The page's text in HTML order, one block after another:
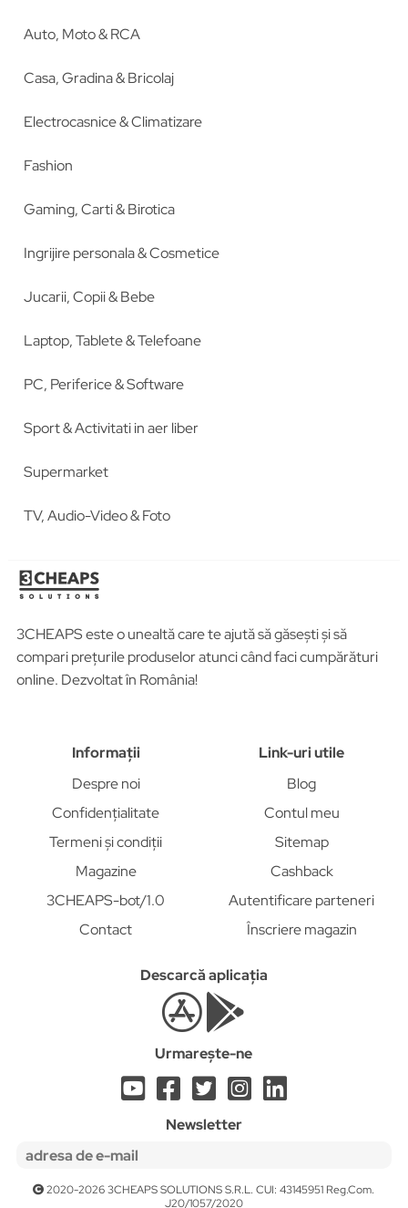
Auto, Moto & RCA
Casa, Gradina & Bricolaj
Electrocasnice & Climatizare
Fashion
Gaming, Carti & Birotica
Ingrijire personala & Cosmetice
Jucarii, Copii & Bebe
Laptop, Tablete & Telefoane
PC, Periferice & Software
Sport & Activitati in aer liber
Supermarket
TV, Audio-Video & Foto
3CHEAPS este o unealtă care te ajută să găsești și să
compari prețurile produselor atunci când faci cumpărături
online. Dezvoltat în România!
Informații
Despre noi
Confidențialitate
Termeni și condiții
Magazine
3CHEAPS-bot/1.0
Contact
Link-uri utile
Blog
Contul meu
Sitemap
Cashback
Autentificare parteneri
Înscriere magazin
Descarcă aplicația
Urmarește-ne
Newsletter
2020-2026 3CHEAPS SOLUTIONS S.R.L. CUI: 43145951 Reg.Com.
J20/1057/2020